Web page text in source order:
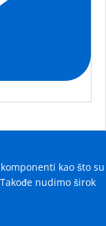
kao što su
nudimo širok